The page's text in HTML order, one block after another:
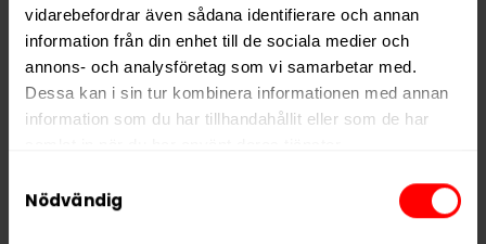
vidarebefordrar även sådana identifierare och annan
information från din enhet till de sociala medier och
annons- och analysföretag som vi samarbetar med.
Dessa kan i sin tur kombinera informationen med annan
information som du har tillhandahållit eller som de har
We work with
who may receive and
Nödvändig
Kaliber Vit Salmiak